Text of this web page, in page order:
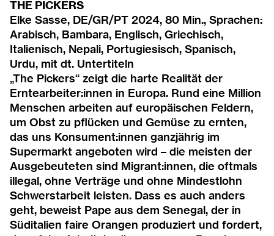
2009
2008
2007
2006
2005
2004
2003
THE PICKERS
Elke Sasse, DE/GR/PT 2024, 80 Min., Sprachen:
Arabisch, Bambara, Englisch, Griechisch,
Italienisch, Nepali, Portugiesisch, Spanisch,
Urdu, mit dt. Untertiteln
„The Pickers“ zeigt die harte Realität der
Erntearbeiter:innen in Europa. Rund eine Million
Menschen arbeiten auf europäischen Feldern,
um Obst zu pflücken und Gemüse zu ernten,
das uns Konsument:innen ganzjährig im
Supermarkt angeboten wird – die meisten der
Ausgebeuteten sind Migrant:innen, die oftmals
illegal, ohne Verträge und ohne Mindestlohn
Schwerstarbeit leisten. Dass es auch anders
geht, beweist Pape aus dem Senegal, der in
Süditalien faire Orangen produziert und fordert,